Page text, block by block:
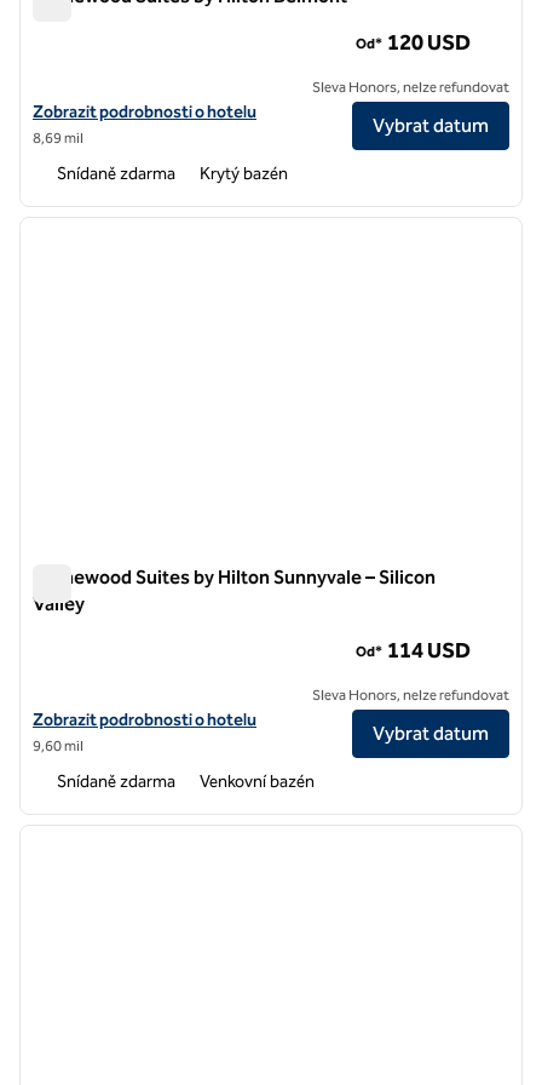
Zobrazit podrobnosti o hotelu Homewood Suites by Hilton Belmont
Zobrazit podrobnosti o hotelu
8,69 mil
Od* 120 USD
Sleva Honors, nelze refundovat
Vybrat datum
Snídaně zdarma Krytý bazén
1 z 12
další
Homewood Suites by Hilton Sunnyvale – Silicon
Valley
Zobrazit podrobnosti o hotelu Homewood Suites by Hilton
Zobrazit podrobnosti o hotelu
9,60 mil
Od* 114 USD
Sleva Honors, nelze refundovat
Vybrat datum
Snídaně zdarma Venkovní bazén
1 z 12
další